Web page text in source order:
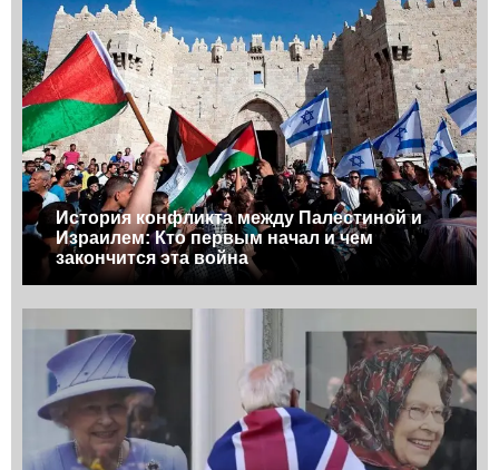
История конфликта между Палестиной и
Израилем: Кто первым начал и чем
закончится эта война